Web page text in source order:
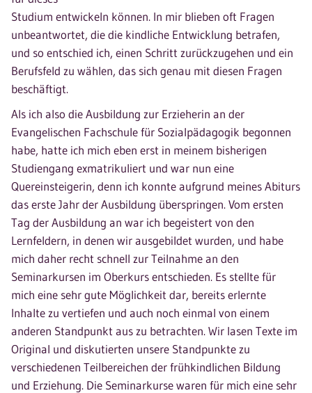
Studium entwickeln können. In mir blieben oft Fragen
unbeantwortet, die die kindliche Entwicklung betrafen,
und so entschied ich, einen Schritt zurückzugehen und ein
Berufsfeld zu wählen, das sich genau mit diesen Fragen
beschäftigt.
Als ich also die Ausbildung zur Erzieherin an der
Evangelischen Fachschule für Sozialpädagogik begonnen
habe, hatte ich mich eben erst in meinem bisherigen
Studiengang exmatrikuliert und war nun eine
Quereinsteigerin, denn ich konnte aufgrund meines Abiturs
das erste Jahr der Ausbildung überspringen. Vom ersten
Tag der Ausbildung an war ich begeistert von den
Lernfeldern, in denen wir ausgebildet wurden, und habe
mich daher recht schnell zur Teilnahme an den
Seminarkursen im Oberkurs entschieden. Es stellte für
mich eine sehr gute Möglichkeit dar, bereits erlernte
Inhalte zu vertiefen und auch noch einmal von einem
anderen Standpunkt aus zu betrachten. Wir lasen Texte im
Original und diskutierten unsere Standpunkte zu
verschiedenen Teilbereichen der frühkindlichen Bildung
und Erziehung. Die Seminarkurse waren für mich eine sehr